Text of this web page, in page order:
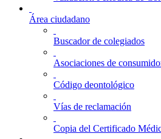
Área ciudadano
Buscador de colegiados
Asociaciones de
Código deontológico
Vías de reclamación
Copia del Certificado